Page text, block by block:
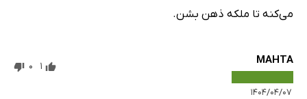
می‌کنه تا ملکه ذهن بشن.
MAHTA
۱۴۰۴/۰۴/۰۷
1
0